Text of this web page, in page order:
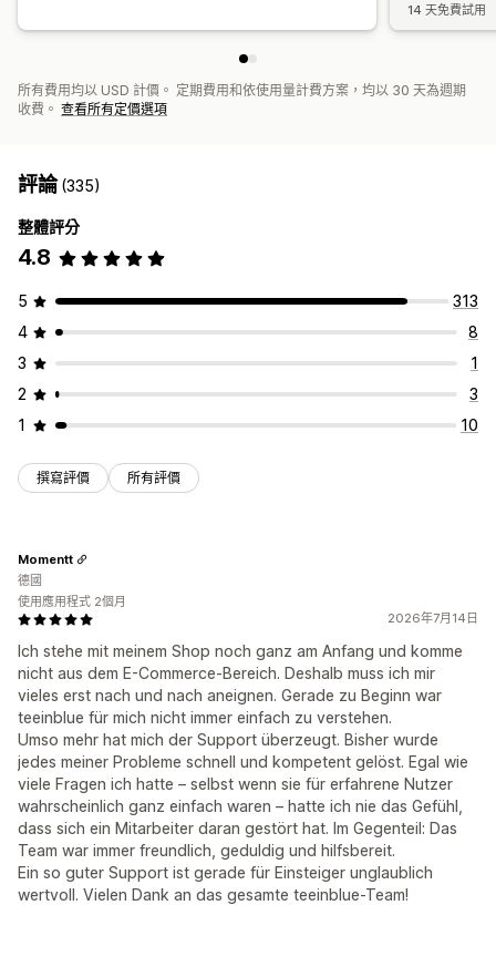
14 天免費試用
所有費用均以 USD 計價。 定期費用和依使用量計費方案，均以 30 天為週期
收費。 查看所有定價選項
評論(335)
整體評分
4.8
5
313
4
8
3
1
2
3
1
10
撰寫評價 所有評價
2026年7月14日
Ich stehe mit meinem Shop noch ganz am Anfang und komme
nicht aus dem E-Commerce-Bereich. Deshalb muss ich mir
vieles erst nach und nach aneignen. Gerade zu Beginn war
teeinblue für mich nicht immer einfach zu verstehen.
Umso mehr hat mich der Support überzeugt. Bisher wurde
jedes meiner Probleme schnell und kompetent gelöst. Egal wie
viele Fragen ich hatte – selbst wenn sie für erfahrene Nutzer
wahrscheinlich ganz einfach waren – hatte ich nie das Gefühl,
dass sich ein Mitarbeiter daran gestört hat. Im Gegenteil: Das
Team war immer freundlich, geduldig und hilfsbereit.
Ein so guter Support ist gerade für Einsteiger unglaublich
wertvoll. Vielen Dank an das gesamte teeinblue-Team!
Momentt
德國
使用應用程式 2個月